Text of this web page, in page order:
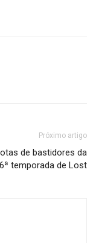
Próximo artigo
de bastidores da
6ª temporada de Lost